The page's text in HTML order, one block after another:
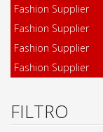
Fashion Supplier
Fashion Supplier
Fashion Supplier
Fashion Supplier
FILTRO